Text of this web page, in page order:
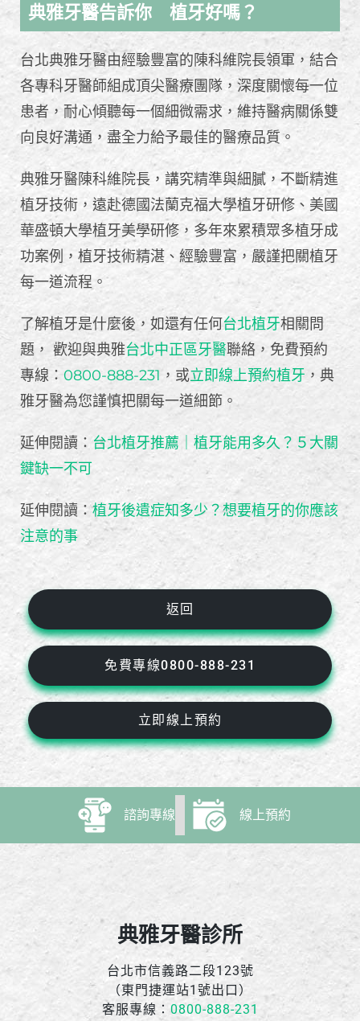
典雅牙醫告訴你 植牙好嗎？
台北典雅牙醫由經驗豐富的陳科維院長領軍，結合
各專科牙醫師組成頂尖醫療團隊，深度關懷每一位
患者，耐心傾聽每一個細微需求，維持醫病關係雙
向良好溝通，盡全力給予最佳的醫療品質。
典雅牙醫陳科維院長，講究精準與細膩，不斷精進
植牙技術，遠赴德國法蘭克福大學植牙研修、美國
華盛頓大學植牙美學研修，多年來累積眾多植牙成
功案例，植牙技術精湛、經驗豐富，嚴謹把關植牙
每一道流程。
了解植牙是什麼後，如還有任何台北植牙相關問
題， 歡迎與典雅台北中正區牙醫聯絡，免費預約
專線： 0800-888-231，或立即線上預約植牙 ，典
雅牙醫為您謹慎把關每一道細節。
延伸閱讀： 台北植牙推薦｜植牙能用多久？５大關
鍵缺一不可
延伸閱讀：植牙後遺症知多少？想要植牙的你應該
注意的事
返回
免費專線0800-888-231
立即線上預約
諮詢專線 線上預約
典雅牙醫診所
台北市信義路二段123號
（東門捷運站1號出口）
客服專線： 0800-888-231